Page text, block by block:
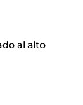
al alto